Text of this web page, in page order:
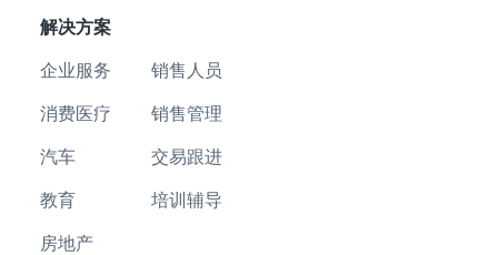
解决方案
企业服务
消费医疗
汽车
教育
房地产
销售人员
销售管理
交易跟进
培训辅导